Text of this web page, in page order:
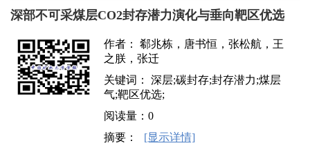
深部不可采煤层CO2封存潜力演化与垂向靶区优选
作者： 郗兆栋，唐书恒，张松航，王
之朕，张迁
关键词： 深层;碳封存;封存潜力;煤层
气;靶区优选;
阅读量：0
摘要：
[显示详情]